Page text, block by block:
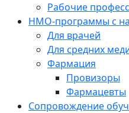
Рабочие
НМО-программы с
Для врачей
Для средних
Фармация
Провизоры
Фармацевты
Сопровождение